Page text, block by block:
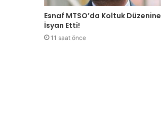
Esnaf MTSO’da Koltuk Düzenine
İsyan Etti!
11 saat önce